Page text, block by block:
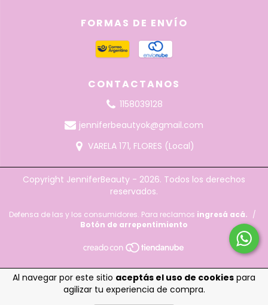
Al navegar por este sitio aceptás el uso de cookies para
agilizar tu experiencia de compra.
FORMAS DE ENVÍO
CONTACTANOS
1158039128
jenniferbeautyok@gmail.com
VARELA 171, FLORES (Local)
Copyright JenniferBeauty - 2026. Todos los derechos
reservados.
Defensa de las y los consumidores. Para reclamos ingresá acá. /
Botón de arrepentimiento